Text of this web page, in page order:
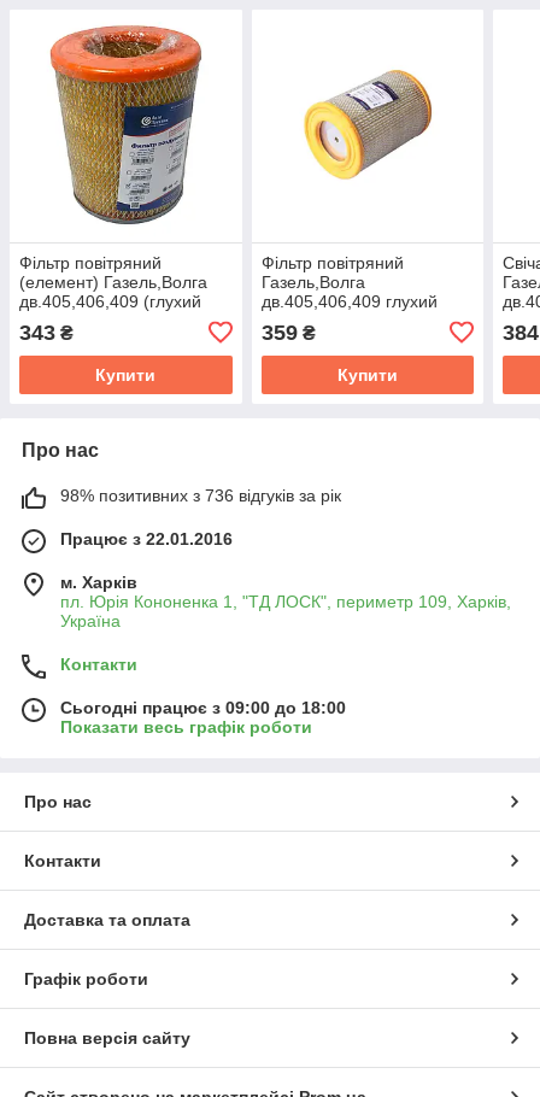
Фільтр повітряний
(елемент) Газель,Волга
дв.405,406,409 (глухий
Престиж)
343 ₴
Купити
Фiльтр повiтряний
Газель,Волга
дв.405,406,409 глухий
високий (елемент) (Авто
Престиж) 3110-1109013-
10
359₴
Купити
384
Про нас
98% позитивних з 736 відгуків за рік
Працює з 22.01.2016
м. Харків
пл. Юрія Кононенка 1, "ТД ЛОСК", периметр 109, Харків,
Україна
Контакти
Сьогодні працює з 09:00 до 18:00
Показати весь графік роботи
Про нас
Контакти
Доставка та оплата
Графік роботи
Повна версія сайту